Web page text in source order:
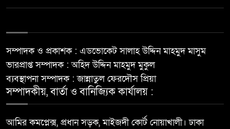
সম্পাদক ও প্রকাশক : এডভোকেট সালাহ উদ্দিন মাহমুদ মাসুম
ভারপ্রাপ্ত সম্পাদক : অহিদ উদ্দিন মাহমুদ মুকুল
ব্যবস্থাপনা সম্পাদক : জান্নাতুল ফেরদৌস প্রিয়া
সম্পাদকীয়, বার্তা ও বানিজ্যিক কার্যালয় :
আমির কমপ্লেক্স, প্রধান সড়ক, মাইজদী কোর্ট নোয়াখালী। ঢাকা